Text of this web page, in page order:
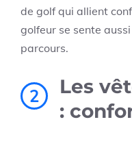
de golf qui allient
golfeur se sente
parcours.
2
Les
: